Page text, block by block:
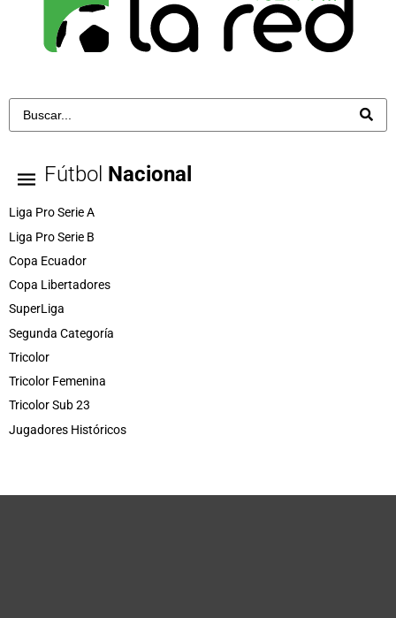
Fútbol Nacional
Liga Pro Serie A
Liga Pro Serie B
Copa Ecuador
Copa Libertadores
SuperLiga
Segunda Categoría
Tricolor
Tricolor Femenina
Tricolor Sub 23
Jugadores Históricos